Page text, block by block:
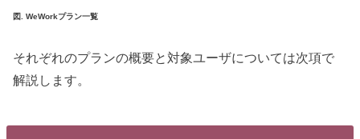
図. WeWorkプラン一覧
それぞれのプランの概要と対象ユーザについては次項で
解説します。